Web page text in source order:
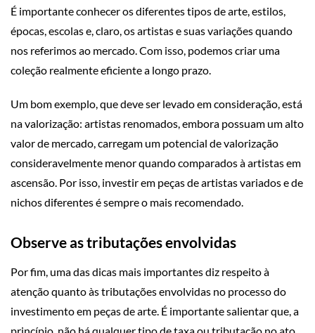
É importante conhecer os diferentes tipos de arte, estilos,
épocas, escolas e, claro, os artistas e suas variações quando
nos referimos ao mercado. Com isso, podemos criar uma
coleção realmente eficiente a longo prazo.
Um bom exemplo, que deve ser levado em consideração, está
na valorização: artistas renomados, embora possuam um alto
valor de mercado, carregam um potencial de valorização
consideravelmente menor quando comparados à artistas em
ascensão. Por isso, investir em peças de artistas variados e de
nichos diferentes é sempre o mais recomendado.
Observe as tributações envolvidas
Por fim, uma das dicas mais importantes diz respeito à
atenção quanto às tributações envolvidas no processo do
investimento em peças de arte. É importante salientar que, a